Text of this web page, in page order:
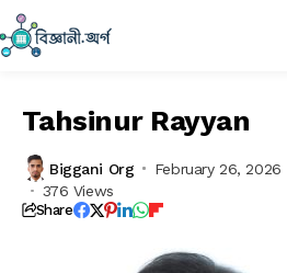
Tahsinur Rayyan
Biggani Org February 26, 2026
376 Views
Share